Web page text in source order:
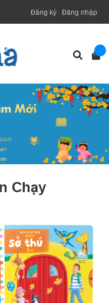
Đăng ký Đăng nhập
Chạy